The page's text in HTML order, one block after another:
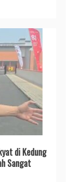
di Kedung
Sangat